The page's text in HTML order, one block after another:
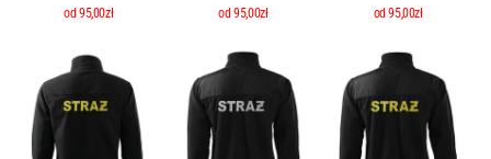
od 95,00zł
od 95,00zł
od 95,00zł